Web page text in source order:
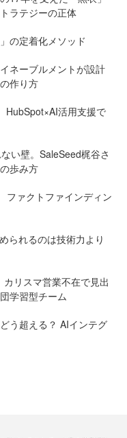
ラテジーの正体
の定着化メソッド
ネーブルメントが設計
作り方
活用支援で
い壁。SaleSeed梶谷さ
歩み方
ファクトファインディン
られるのは技術力より
リスマ営業不在で見出
学習型チーム
う超える？ AIインテグ